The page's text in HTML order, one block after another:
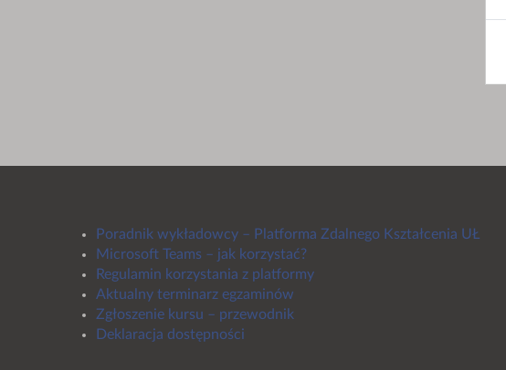
Poradnik wykładowcy – Platforma Zdalnego Kształcenia UŁ
Microsoft Teams – jak korzystać?
Regulamin korzystania z platformy
Aktualny terminarz egzaminów
Zgłoszenie kursu – przewodnik
Deklaracja dostępności